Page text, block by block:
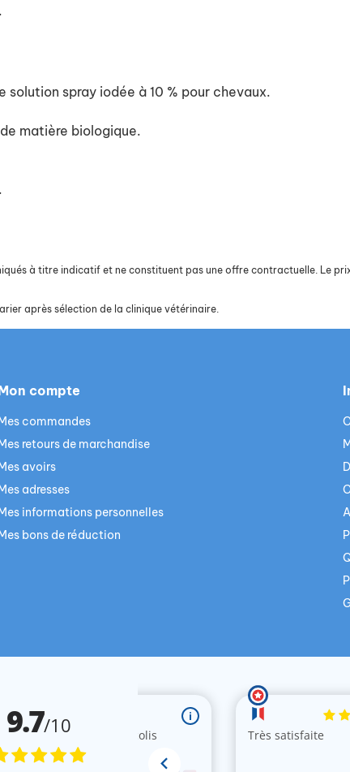
spray iodée à 10 % pour chevaux.
matière biologique.
à titre indicatif et ne constituent pas une offre contractuelle. Le
après sélection de la clinique vétérinaire.
compte
commandes
retours de marchandise
avoirs
adresses
informations personnelles
bons de réduction